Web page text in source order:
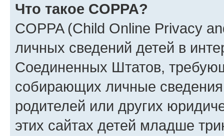
Что такое COPPA?
COPPA (Child Online Privacy
личных сведений детей в
Соединенных Штатов,
собирающих личные
родителей или других
этих сайтах детей младше